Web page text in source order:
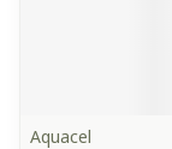
Aquacel